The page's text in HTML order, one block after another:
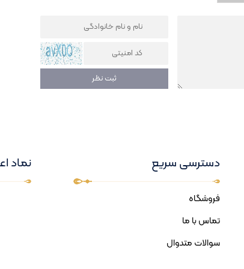
دسترسی سریع
فروشگاه
تماس با ما
سوالات متدوال
نماد